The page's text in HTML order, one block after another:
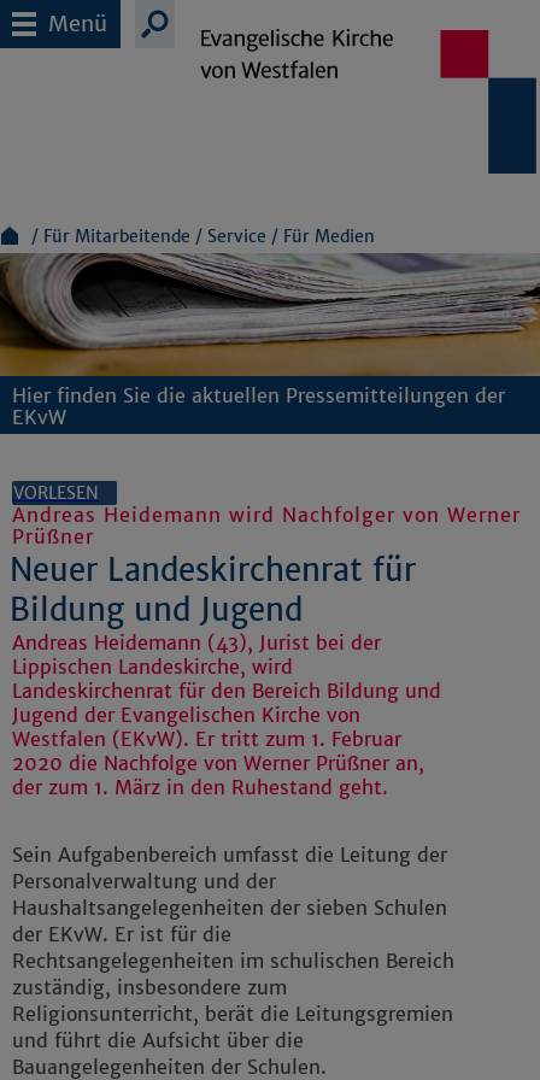
Menü
Für Mitarbeitende Service Für Medien
Hier finden Sie die aktuellen Pressemitteilungen der
EKvW
VORLESEN
Andreas Heidemann wird Nachfolger von Werner
Prüßner
Neuer Landeskirchenrat für
Bildung und Jugend
Andreas Heidemann (43), Jurist bei der
Lippischen Landeskirche, wird
Landeskirchenrat für den Bereich Bildung und
Jugend der Evangelischen Kirche von
Westfalen (EKvW). Er tritt zum 1. Februar
2020 die Nachfolge von Werner Prüßner an,
der zum 1. März in den Ruhestand geht.
Sein Aufgabenbereich umfasst die Leitung der
Personalverwaltung und der
Haushaltsangelegenheiten der sieben Schulen
der EKvW. Er ist für die
Rechtsangelegenheiten im schulischen Bereich
zuständig, insbesondere zum
Religionsunterricht, berät die Leitungsgremien
und führt die Aufsicht über die
Bauangelegenheiten der Schulen.